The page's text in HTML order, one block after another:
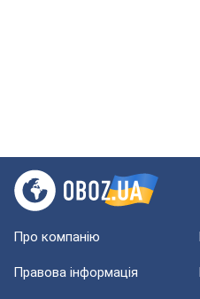
Про компанію
Правова інформація